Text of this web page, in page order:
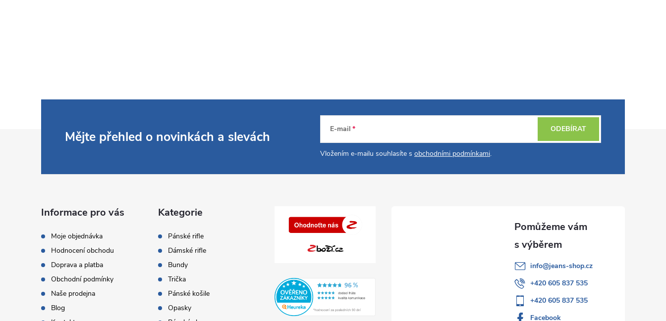
Mějte přehled o novinkách a slevách E-mail
Vložením e-mailu souhlasíte s obchodními podmínkami.
ODEBÍRAT
Informace pro vás
Moje objednávka
Hodnocení obchodu
Doprava a platba
Obchodní podmínky
Naše prodejna
Blog
Kategorie
Pánské rifle
Dámské rifle
Bundy
Trička
Pánské košile
Opasky
info@jeans-shop.cz
+420 605 837 535
+420 605 837 535
Facebook